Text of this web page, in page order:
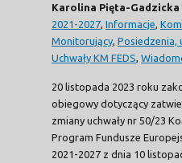
Karolina Pięta-Gadzicka
2021-2027 Informacje
Monitorujący Posiedzenia,
Uchwały KM FEDS
20 listopada 2023 roku
obiegowy dotyczący
zmiany uchwały nr 50/23
Program Fundusze
2021-2027 z dnia 10